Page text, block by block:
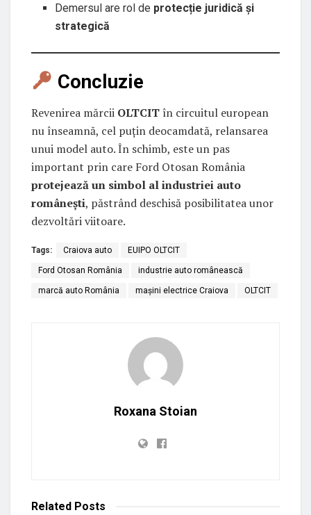
Demersul are rol de protecție juridică și
strategică
Concluzie
Revenirea mărcii OLTCIT în circuitul european
nu înseamnă, cel puțin deocamdată, relansarea
unui model auto. În schimb, este un pas
important prin care Ford Otosan România
protejează un simbol al industriei auto
românești, păstrând deschisă posibilitatea unor
dezvoltări viitoare.
Tags: Craiova auto EUIPO OLTCIT
Ford Otosan România industrie auto românească
marcă auto România mașini electrice Craiova OLTCIT
Roxana Stoian
Related Posts